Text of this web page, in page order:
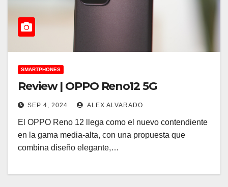
SMARTPHONES
Review | OPPO Reno12 5G
SEP 4, 2024 ALEX ALVARADO
El OPPO Reno 12 llega como el nuevo contendiente
en la gama media-alta, con una propuesta que
combina diseño elegante,…